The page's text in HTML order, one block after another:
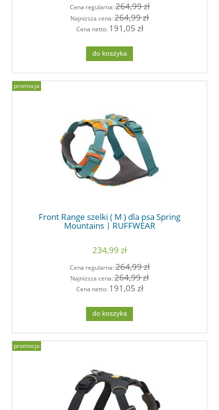
Cena regularna:264,99 zł
Najniższa cena:264,99 zł
Cena netto: 191,05 zł
do koszyka
Front Range szelki ( M ) dla psa Spring
Mountains | RUFFWEAR
234,99 zł
Cena regularna:264,99 zł
Najniższa cena:264,99 zł
Cena netto: 191,05 zł
do koszyka
promocja
promocja